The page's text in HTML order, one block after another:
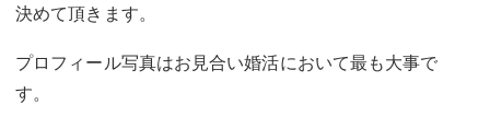
決めて頂きます。
プロフィール写真はお見合い婚活において最も大事で
す。